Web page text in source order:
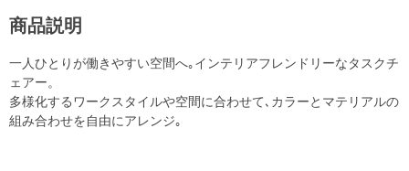
商品説明
一人ひとりが働きやすい空間へ｡インテリアフレンドリーなタスクチ
ェアー。
多様化するワークスタイルや空間に合わせて､カラーとマテリアルの
組み合わせを自由にアレンジ｡